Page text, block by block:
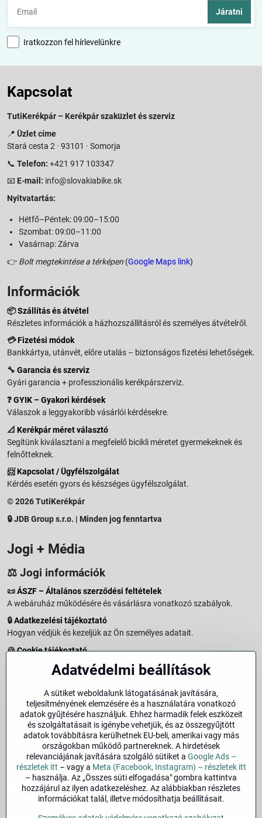
Járatni
Iratkozzon fel hírlevelünkre
Kapcsolat
TutiKerékpár – Kerékpár szaküzlet és szerviz
📍 Üzlet címe
Stará cesta 2 · 93101 · Somorja
📞 Telefon: +421 917 103347
📧 E-mail: info@slovakiabike.sk
Nyitvatartás:
Hétfő–Péntek: 09:00–15:00
Szombat: 09:00–11:00
Vasárnap: Zárva
👉 Bolt megtekintése a térképen (Google Maps link)
Információk
📦Szállítás és átvétel
Részletes információk a házhozszállításról és személyes átvételről.
💳Fizetési módok
Bankkártya, utánvét, előre utalás – biztonságos fizetési lehetőségek.
🔧 Garancia és szerviz
Gyári garancia + professzionális kerékpárszerviz.
❓GYIK – Gyakori kérdések
Válaszok a leggyakoribb vásárlói kérdésekre.
📐 Kerékpár méret választó
Segítünk kiválasztani a megfelelő bicikli méretet gyermekeknek és
felnőtteknek.
📨Kapcsolat / Ügyfélszolgálat
Kérdés esetén gyors és készséges ügyfélszolgálat.
© 2026 TutiKerékpár
🔒 JDB Group s.r.o. | Minden jog fenntartva
Jogi + Média
⚖️ Jogi információk
📜ÁSZF – Általános szerződési feltételek
A webáruház működésére és vásárlásra vonatkozó szabályok.
🔒Adatkezelési tájékoztató
Hogyan védjük és kezeljük az Ön személyes adatait.
🍪Cookie tájékoztató
A weboldalon használt sütikről és adatkezelésről.
Vásárlástól való elállás menete és feltételei.
Elállás a szerződéstől
Impresszum
Üzemeltetői adatok és jogi tudnivalók.
🔐Biztonság
Facebook Instagram
Adatvédelmi beállítások
A sütiket weboldalunk látogatásának javítására,
teljesítményének elemzésére és a használatára vonatkozó
adatok gyűjtésére használjuk. Ehhez harmadik felek eszközeit
és szolgáltatásait is igénybe vehetjük, és az összegyűjtött
adatok továbbításra kerülhetnek EU-beli, amerikai vagy más
országokban működő partnereknek. A hirdetések
relevanciájának javítására szolgáló sütiket a Google Ads –
részletek itt – vagy a Meta (Facebook, Instagram) – részletek itt
– használja. Az „Összes süti elfogadása" gombra kattintva
hozzájárul az ilyen adatkezeléshez. Az alábbiakban részletes
információkat talál, illetve módosíthatja beállításait.